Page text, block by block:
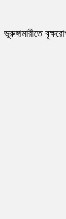
ভূরুঙ্গামারীতে